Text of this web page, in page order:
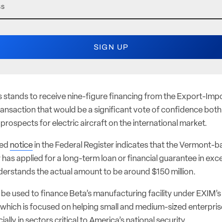
stands to receive nine-figure financing from the Export-
that would be a significant vote of confidence
for electric aircraft on the international market.
notice in the Federal Register indicates that the Vermont-
applied for a long-term loan or financial guarantee in
the actual amount to be around $150 million.
used to finance Beta’s manufacturing facility under
is focused on helping small and medium-sized